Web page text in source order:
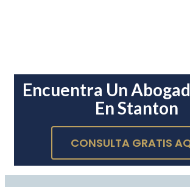
Encuentra Un
En Stanton
CONSULTA GRATIS